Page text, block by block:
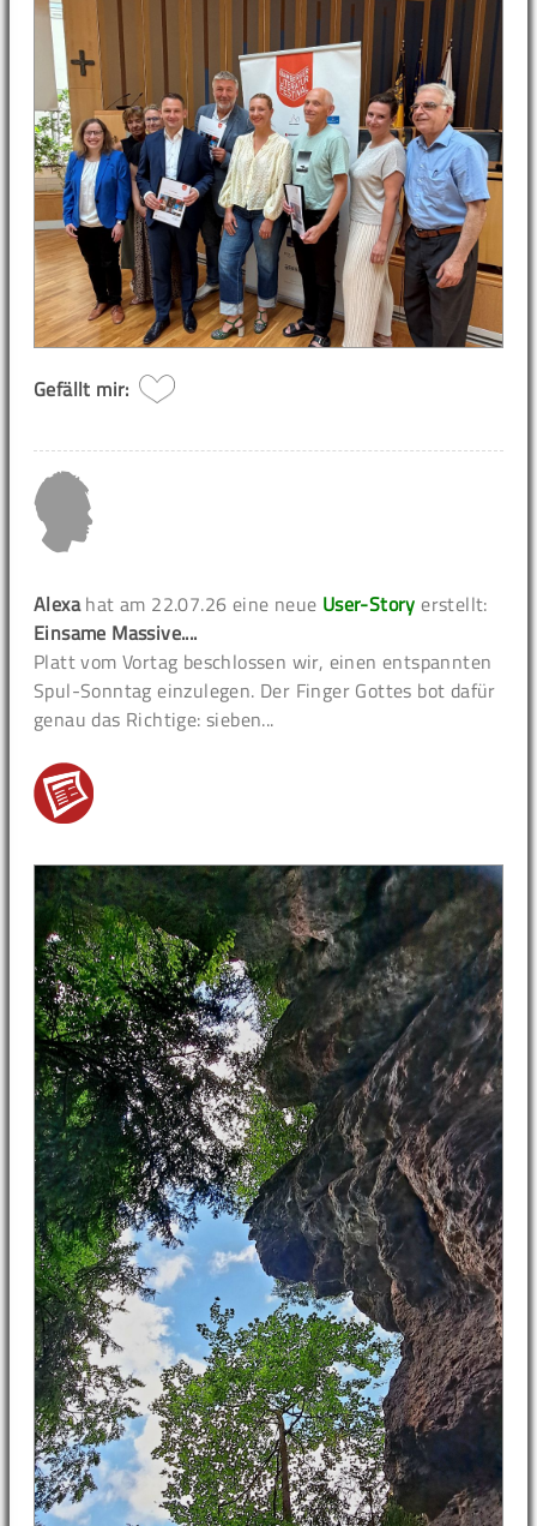
Gefällt mir:
Alexahat am 22.07.26 eine neue User-Story erstellt:
Einsame Massive....
Platt vom Vortag beschlossen wir, einen entspannten
Spul-Sonntag einzulegen. Der Finger Gottes bot dafür
genau das Richtige: sieben...